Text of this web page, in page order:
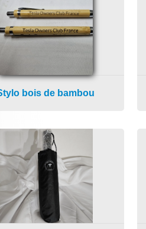
bois de bambou